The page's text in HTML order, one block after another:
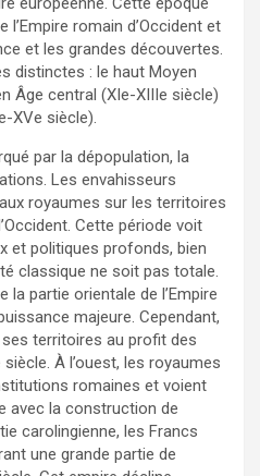
romain d’Occident et
et les grandes découvertes.
distinctes : le haut Moyen
Âge central (XIe-XIIIe siècle)
XVe siècle).
par la dépopulation, la
Les envahisseurs
royaumes sur les territoires
Cette période voit
et politiques profonds, bien
classique ne soit pas totale.
la partie orientale de l’Empire
majeure. Cependant,
territoires au profit des
À l’ouest, les royaumes
romaines et voient
avec la construction de
carolingienne, les Francs
une grande partie de